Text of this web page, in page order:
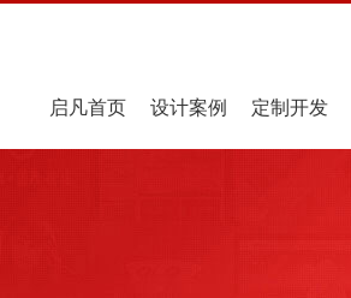
启凡首页 设计案例 定制开发